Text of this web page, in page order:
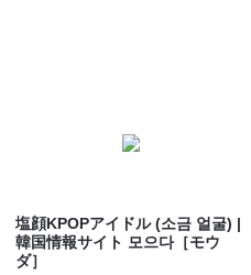
塩顔KPOPアイドル (소금 얼굴) |
韓国情報サイト 모으다［モウ
ダ］